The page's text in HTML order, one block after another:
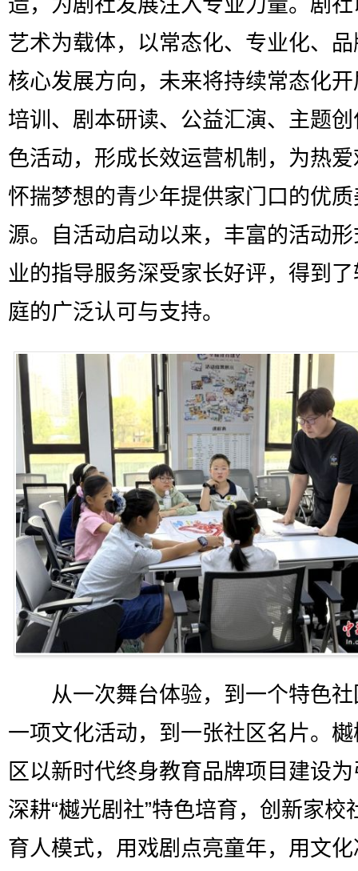
艺术为载体，以常态化、专业化、
核心发展方向，未来将持续常态化
培训、剧本研读、公益汇演、主题
色活动，形成长效运营机制，为热
怀揣梦想的青少年提供家门口的优
源。自活动启动以来，丰富的活动
业的指导服务深受家长好评，得到
庭的广泛认可与支持。
从一次舞台体验，到一个特色社
一项文化活动，到一张社区名片。
区以新时代终身教育品牌项目建设
深耕“樾光剧社”特色培育，创新家校
育人模式，用戏剧点亮童年，用文